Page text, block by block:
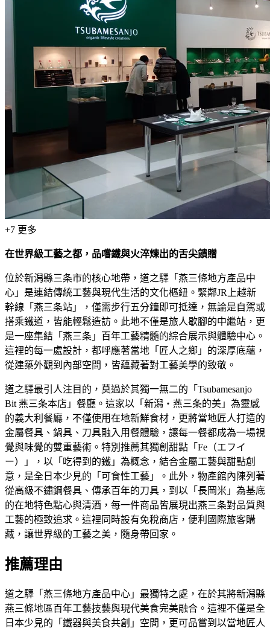
+7 更多
在世界級工藝之都，品嚐鐵與火淬煉出的舌尖饋贈
位於新潟縣三条市的核心地帶，道之驛「燕三條地方產品中
心」是連結傳統工藝與現代生活的文化樞紐。緊鄰JR上越新
幹線「燕三条站」，僅需步行五分鐘即可抵達，無論是自駕或
搭乘鐵道，皆能輕鬆造訪。此地不僅是旅人歇腳的中繼站，更
是一座集結「燕三条」百年工藝精髓的綜合展示與體驗中心。
這裡的每一處設計，都呼應著當地「匠人之鄉」的深厚底蘊，
從建築外觀到內部空間，皆蘊藏著對工藝美學的致敬。
道之驛最引人注目的，莫過於其獨一無二的「Tsubamesanjo
Bit 燕三条本店」餐廳。這家以「新潟・燕三条的美」為靈感
的義大利餐廳，不僅使用在地新鮮食材，更將當地匠人打造的
金屬餐具、鍋具、刀具融入用餐體驗，讓每一餐都成為一場視
覺與味覺的雙重藝術。特別推薦其獨創甜點「Fe（エフイ
ー）」，以「吃得到的鐵」為概念，結合金屬工藝與甜點創
意，是全日本少見的「可食性工藝」。此外，物產館內陳列著
從高級不鏽鋼餐具、傳承百年的刀具，到以「長岡米」為基底
的在地特色點心與清酒，每一件商品皆展現出燕三条對品質與
工藝的極致追求。這裡同時設有免稅商店，便利國際旅客購
藏，讓世界級的工藝之美，隨身帶回家。
推薦理由
道之驛「燕三條地方產品中心」最獨特之處，在於其將新潟縣
燕三條地區百年工藝技藝與現代美食完美融合。這裡不僅是全
日本少見的「鐵器與美食共創」空間，更可品嘗到以當地匠人